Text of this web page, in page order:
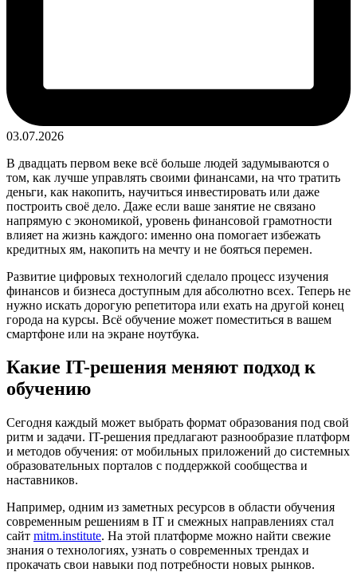
03.07.2026
В двадцать первом веке всё больше людей задумываются о
том, как лучше управлять своими финансами, на что тратить
деньги, как накопить, научиться инвестировать или даже
построить своё дело. Даже если ваше занятие не связано
напрямую с экономикой, уровень финансовой грамотности
влияет на жизнь каждого: именно она помогает избежать
кредитных ям, накопить на мечту и не бояться перемен.
Развитие цифровых технологий сделало процесс изучения
финансов и бизнеса доступным для абсолютно всех. Теперь не
нужно искать дорогую репетитора или ехать на другой конец
города на курсы. Всё обучение может поместиться в вашем
смартфоне или на экране ноутбука.
Какие IT-решения меняют подход к
обучению
Сегодня каждый может выбрать формат образования под свой
ритм и задачи. IT-решения предлагают разнообразие платформ
и методов обучения: от мобильных приложений до системных
образовательных порталов с поддержкой сообщества и
наставников.
Например, одним из заметных ресурсов в области обучения
современным решениям в IT и смежных направлениях стал
сайт mitm.institute. На этой платформе можно найти свежие
знания о технологиях, узнать о современных трендах и
прокачать свои навыки под потребности новых рынков.